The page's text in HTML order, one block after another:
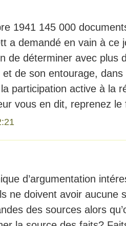
1941 145 000
a demandé en vain à ce
de déterminer avec plus
et de son entourage, dans
participation active à la
vous en dit, reprenez le
d’argumentation
ne doivent avoir aucune
des sources alors